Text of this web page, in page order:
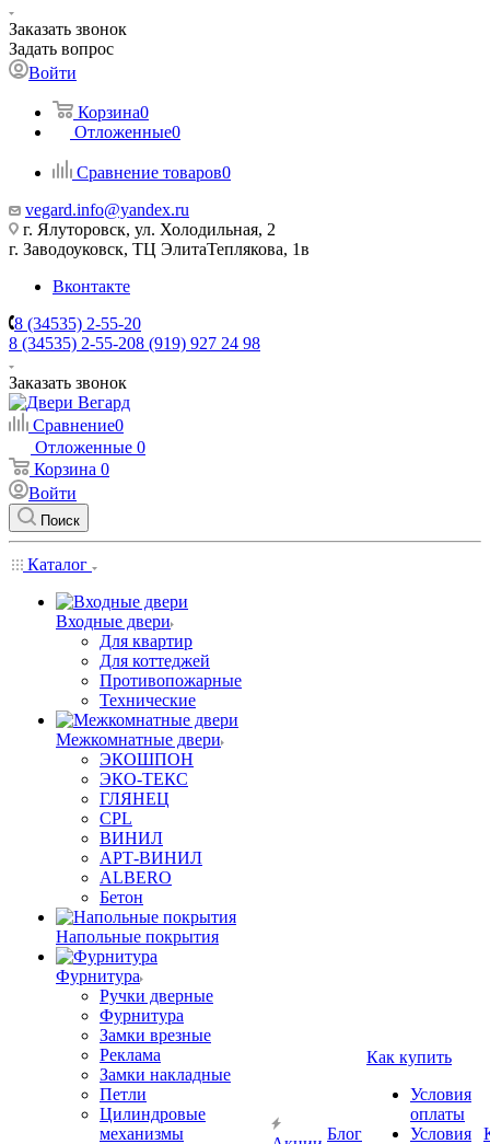
Заказать звонок
Задать вопрос
Войти
Корзина0
Отложенные0
Сравнение товаров0
vegard.info@yandex.ru
г. Ялуторовск, ул. Холодильная, 2
г. Заводоуковск, ​ТЦ Элита​Теплякова, 1в
Вконтакте
8 (34535) 2-55-20
8 (34535) 2-55-208 (919) 927 24 98
Заказать звонок
Сравнение0
Отложенные 0
Корзина 0
Войти
Поиск
Каталог
Входные двери
Для квартир
Для коттеджей
Противопожарные
Технические
Межкомнатные двери
ЭКОШПОН
ЭКО-ТЕКС
ГЛЯНЕЦ
CPL
ВИНИЛ
АРТ-ВИНИЛ
ALBERO
Бетон
Напольные покрытия
Фурнитура
Ручки дверные
Фурнитура
Замки врезные
Реклама
Замки накладные
Петли
Цилиндровые
механизмы
Блог
Как купить
Условия
оплаты
Условия